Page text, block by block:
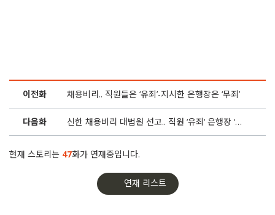
23화 “운전기사 딸 살도 뺐는데..” 대구은행 3단계 점수조작
22화 “컴퓨터 바꿉시다” 대구은행의 조직적 증거인멸
“오가며 쪼매씩 봅니더”.. 보훈번호 조작한 대구은행
이전화 채용비리.. 직원들은 ‘유죄’-지시한 은행장은 ‘무죄’
다음화 신한 채용비리 대법원 선고.. 직원 ‘유죄‘ 은행장 ‘무죄‘
현재 스토리는 47화가 연재중입니다.
연재 리스트